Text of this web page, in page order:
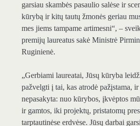
garsiau skambės pasaulio salėse ir
kūrybą ir kitų tautų žmonės geriau
mes jiems tampame artimesni“, –
premijų laureatus sakė Ministrė
Ruginienė.
„Gerbiami laureatai, Jūsų kūryba
pažvelgti į tai, kas atrodė pažįstama,
nepasakyta: nuo kūrybos, įkvėptos
ir gamtos, iki projektų, pristatomų
tarptautinėse erdvėse. Jūsų darbai